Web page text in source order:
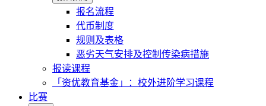
报名流程
代币制度
规则及表格
恶劣天气安排及控制传染病措施
报读课程
「资优教育基金」：校外进阶学习课程
比赛